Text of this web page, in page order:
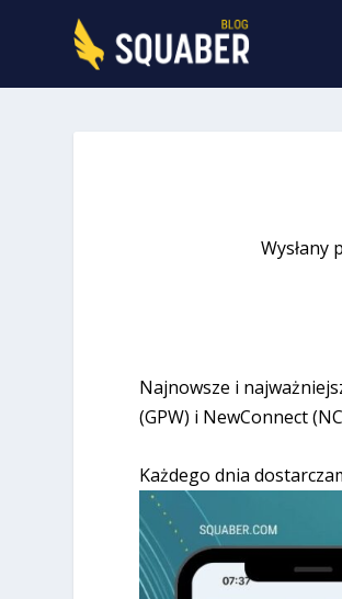
Wysłany
Najnowsze i
(GPW) i NewConnect
Każdego dnia